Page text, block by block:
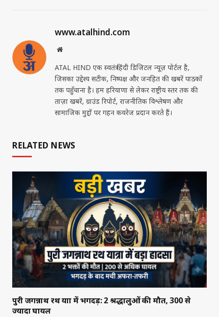
www.atalhind.com
Website
ATAL HIND एक स्वतंत्र हिंदी डिजिटल न्यूज़ पोर्टल है,
जिसका उद्देश्य सटीक, निष्पक्ष और जनहित की खबरें पाठकों
तक पहुँचाना है। हम हरियाणा से लेकर राष्ट्रीय स्तर तक की
ताज़ा खबरें, ग्राउंड रिपोर्ट, राजनीतिक विश्लेषण और
सामाजिक मुद्दों पर गहन कवरेज प्रदान करते हैं।
RELATED NEWS
पुरी जगन्नाथ रथ यात्रा में भगदड़: 2 श्रद्धालुओं की मौत, 300 से
ज्यादा घायल